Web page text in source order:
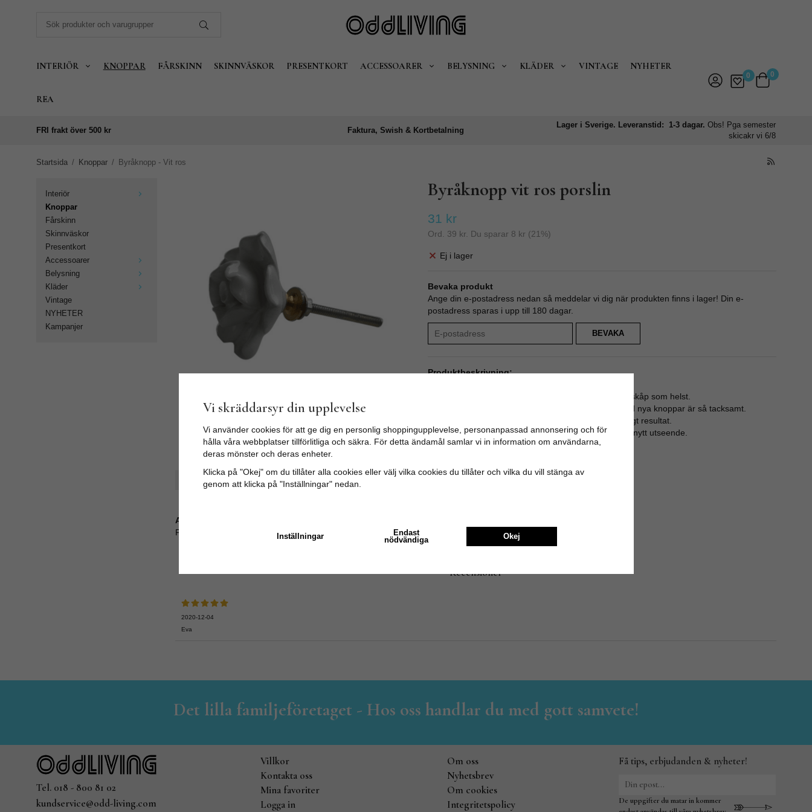
INTERIÖR KNOPPAR FÅRSKINN SKINNVÄSKOR PRESENTKORT ACCESSOARER BELYSNING KLÄDER VINTAGE NYHETER
REA
0 0
FRI frakt över 500 kr Faktura, Swish & Kortbetalning
Lager i Sverige. Leveranstid: 1-3 dagar.Obs! Pga semester
skicakr vi 6/8
Startsida / Knoppar / Byråknopp - Vit ros
Interiör
Knoppar
Fårskinn
Skinnväskor
Presentkort
Accessoarer
Belysning
Kläder
Vintage
NYHETER
Kampanjer
Byråknopp vit ros porslin
31 kr
Ord. 39 kr. Du sparar 8 kr (21 %)
Ej i lager
Bevaka produkt
Ange din e-postadress nedan så meddelar vi dig när produkten finns i lager! Din e-
postadress sparas i upp till 180 dagar.
BEVAKA
Produktbeskrivning:
Dekorativ till både byrån, köksinredningen eller vilket skåp som helst.
Att fräsha upp sin byrå, köksluckor eller garderob med nya knoppar är så tacksamt.
Det är enkelt, går fort, är billigt och ger oftast ett snyggt resultat.
Skåpet eller byrån får en personlig prägel och ett helt nytt utseende.
Skruvlängd ca 3,5cm (M4)
Spara som favorit
Artikelnummer:
FCK-18
Recensioner
2020-12-04
Eva
Det lilla familjeföretaget - Hos oss handlar du med gott samvete!
Tel. 018 - 800 81 02
kundservice@odd-living.com
Villkor
Kontakta oss
Mina favoriter
Logga in
Om oss
Nyhetsbrev
Om cookies
Integritetspolicy
Få tips, erbjudanden & nyheter!
De uppgifter du matar in kommer
Vi skräddarsyr din upplevelse
Vi använder cookies för att ge dig en personlig shoppingupplevelse, personanpassad annonsering och för
hålla våra webbplatser tillförlitliga och säkra. För detta ändamål samlar vi in information om användarna,
deras mönster och deras enheter.
Klicka på "Okej" om du tillåter alla cookies eller välj vilka cookies du tillåter och vilka du vill stänga av
genom att klicka på "Inställningar" nedan.
Inställningar
Endast
nödvändiga
Okej